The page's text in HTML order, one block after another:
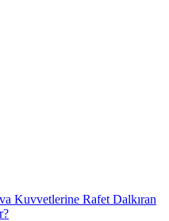
Kuvvetlerine Rafet Dalkıran